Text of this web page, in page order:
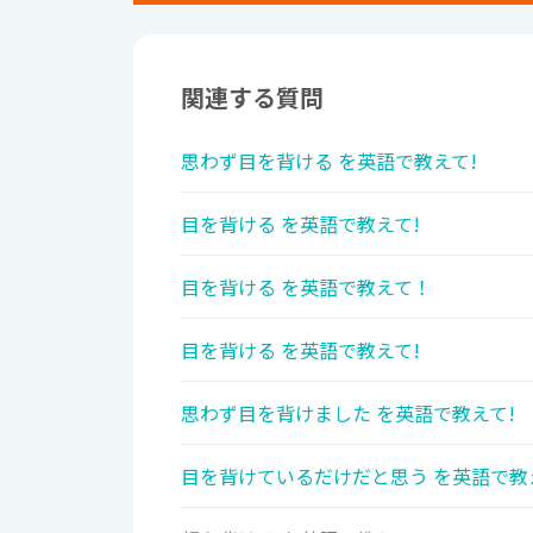
関連する質問
思わず目を背ける を英語で教えて!
目を背ける を英語で教えて!
目を背ける を英語で教えて！
目を背ける を英語で教えて!
思わず目を背けました を英語で教えて!
目を背けているだけだと思う を英語で